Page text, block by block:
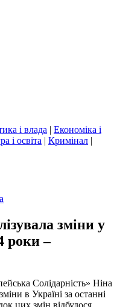
і влада | Економіка і
і освіта | Кримінал |
зміни у
роки –
Солідарність» Ніна
в Україні за останні
цих змін відбулося